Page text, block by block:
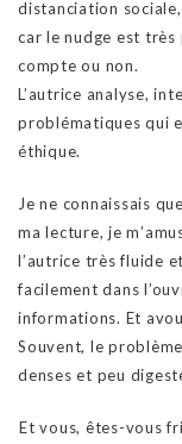
distanciation
car le nudge est très
compte ou non.
L’autrice analyse,
problématiques qui
éthique.
Je ne connaissais
ma lecture, je
l’autrice très fluide
facilement dans
informations. Et
Souvent, le
denses et peu
Et vous, êtes-vous